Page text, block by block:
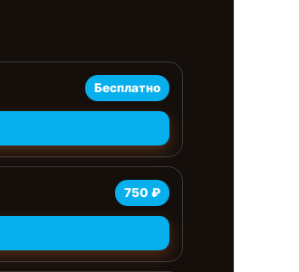
Бесплатно
750 ₽